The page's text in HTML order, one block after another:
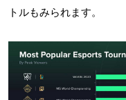
トルもみられます。